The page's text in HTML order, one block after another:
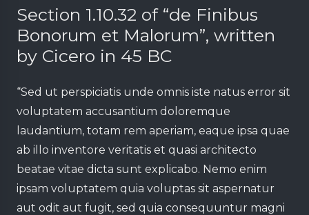
Section 1.10.32 of “de Finibus
Bonorum et Malorum”, written
by Cicero in 45 BC
“Sed ut perspiciatis unde omnis iste natus error sit
voluptatem accusantium doloremque
laudantium, totam rem aperiam, eaque ipsa quae
ab illo inventore veritatis et quasi architecto
beatae vitae dicta sunt explicabo. Nemo enim
ipsam voluptatem quia voluptas sit aspernatur
aut odit aut fugit, sed quia consequuntur magni